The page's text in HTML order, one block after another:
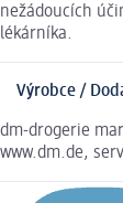
nežádoucích
lékárníka.
Výrobce /
dm-drogerie
www.dm.de,